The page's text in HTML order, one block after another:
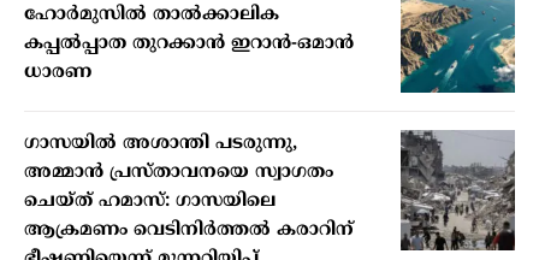
ഹോർമുസിൽ താൽക്കാലിക
കപ്പൽപ്പാത തുറക്കാൻ ഇറാൻ-ഒമാൻ
ധാരണ
ഗാസയിൽ അശാന്തി പടരുന്നു,
അമ്മാൻ പ്രസ്താവനയെ സ്വാഗതം
ചെയ്ത് ഹമാസ്: ഗാസയിലെ
ആക്രമണം വെടിനിർത്തൽ കരാറിന്